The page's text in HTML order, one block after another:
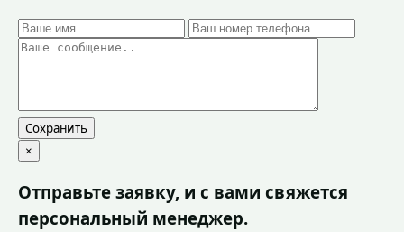
Сохранить
×
Отправьте заявку, и с вами свяжется
персональный менеджер.